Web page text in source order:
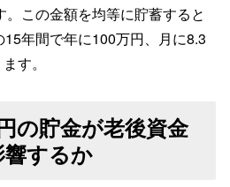
この金額を均等に貯蓄すると
年間で年に100万円、月に8.3
す。
の貯金が老後資金
するか